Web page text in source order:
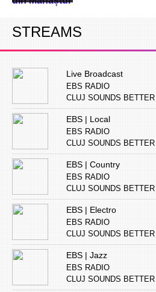
STREAMS
Live Broadcast
EBS RADIO
CLUJ SOUNDS BETTER
EBS | Local
EBS RADIO
CLUJ SOUNDS BETTER
EBS | Country
EBS RADIO
CLUJ SOUNDS BETTER
EBS | Electro
EBS RADIO
CLUJ SOUNDS BETTER
EBS | Jazz
EBS RADIO
CLUJ SOUNDS BETTER